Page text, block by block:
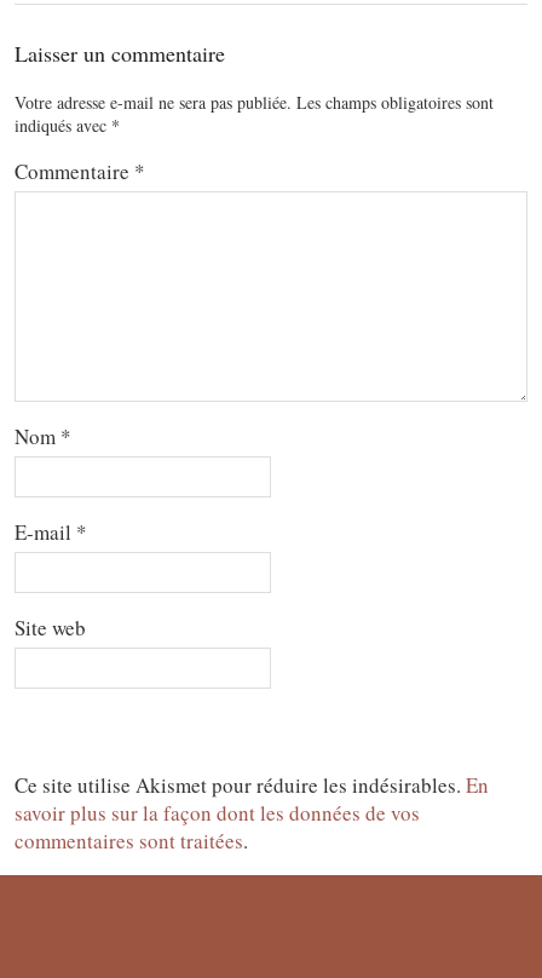
Laisser un commentaire
Votre adresse e-mail ne sera pas publiée. Les champs obligatoires sont
indiqués avec *
Commentaire *
Nom *
E-mail *
Site web
Ce site utilise Akismet pour réduire les indésirables. En
savoir plus sur la façon dont les données de vos
commentaires sont traitées.